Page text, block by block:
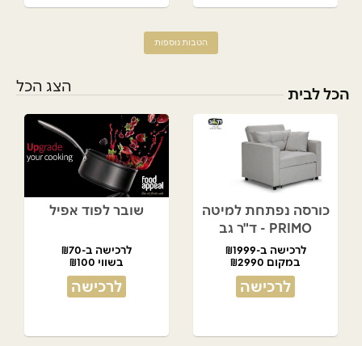
הטבות נוספות
הכל לבית הצג הכל
כורסה נפתחת למיטה
PRIMO - ד"ר גב
לרכישה ב-₪1999
במקום ₪2990
לרכישה
שובר לפוד אפיל
לרכישה ב-₪70
בשווי ₪100
לרכישה